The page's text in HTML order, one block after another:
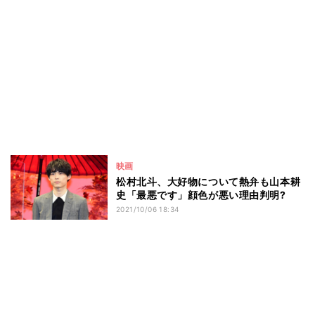
映画
松村北斗、大好物について熱弁も山本耕
史「最悪です」顔色が悪い理由判明?
2021/10/06 18:34